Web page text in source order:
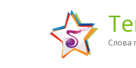
содержимому
Слова